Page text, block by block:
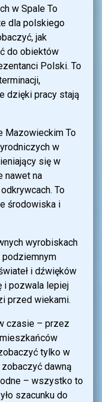
w Spale To
dla polskiego
jak
do obiektów
Polski. To
dzięki pracy stają
Mazowieckim To
w
się w
nawet na
To
środowiska i
wyrobiskach
i dźwięków
i pozwala lepiej
przed wiekami.
czasie – przez
tylko w
dawną
– wszystko to
szacunku do